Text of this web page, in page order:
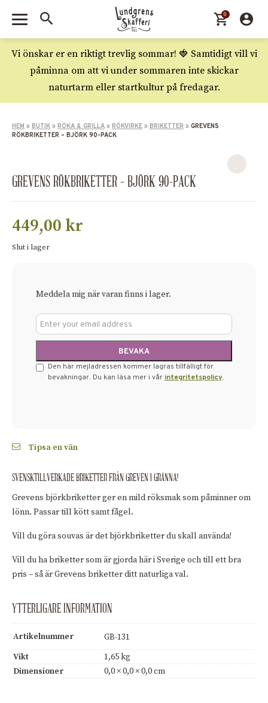
0
Vi önskar er en riktigt trevlig sommar! 🍓 Samtidigt vill vi
påminna om att vi under sommaren inte skickar
naturtarm eller startkultur på fredagar.
HEM » BUTIK » RÖKA & GRILLA » RÖKVIRKE » BRIKETTER » GREVENS
RÖKBRIKETTER – BJÖRK 90-PACK
GREVENS RÖKBRIKETTER – BJÖRK 90-PACK
449,00 kr
Slut i lager
Meddela mig när varan finns i lager.
Den här mejladressen kommer lagras tillfälligt för
bevakningar. Du kan läsa mer i vår integritetspolicy.
Tipsa en vän
SVENSKTILLVERKADE BRIKETTER FRÅN GREVEN I GRÄNNA!
Grevens björkbriketter ger en mild röksmak som påminner om
lönn. Passar till kött samt fågel.
Vill du göra souvas är det björkbriketter du skall använda!
Vill du ha briketter som är gjorda här i Sverige och till ett bra
pris – så är Grevens briketter ditt naturliga val.
YTTERLIGARE INFORMATION
Artikelnummer
GB-131
Vikt
1,65 kg
Dimensioner
0,0 × 0,0 × 0,0 cm